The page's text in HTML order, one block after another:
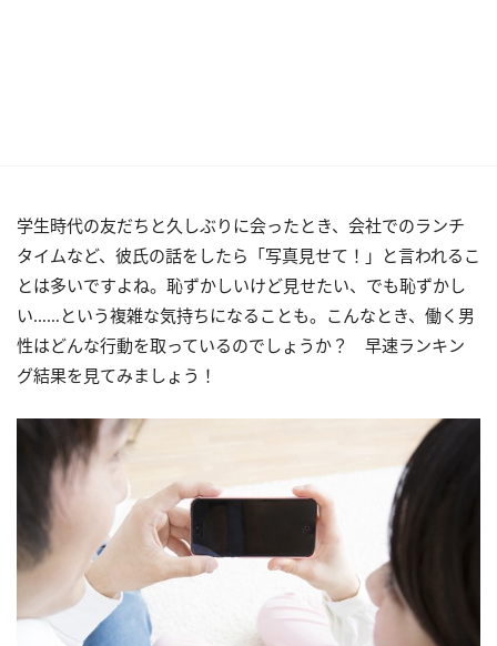
学生時代の友だちと久しぶりに会ったとき、会社でのランチ
タイムなど、彼氏の話をしたら「写真見せて！」と言われるこ
とは多いですよね。恥ずかしいけど見せたい、でも恥ずかし
い……という複雑な気持ちになることも。こんなとき、働く男
性はどんな行動を取っているのでしょうか？ 早速ランキン
グ結果を見てみましょう！